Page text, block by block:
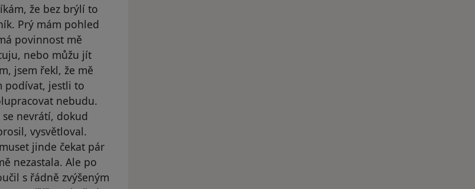
že bez brýlí to
Prý mám pohled
povinnost mě
nebo můžu jít
jsem řekl, že mě
podívat, jestli to
nebudu.
nevrátí, dokud
vysvětloval.
jinde čekat pár
nezastala. Ale po
s řádně zvýšeným